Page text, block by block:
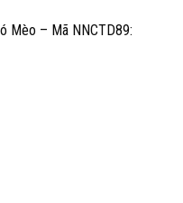
Mèo – Mã NNCTD89: